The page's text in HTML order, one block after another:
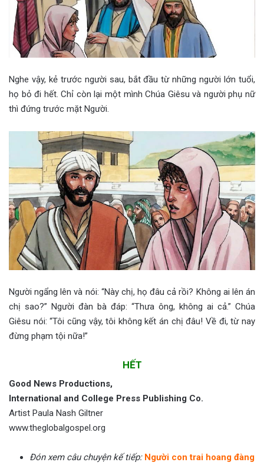
Nghe vậy, kẻ trước người sau, bắt đầu từ những người lớn tuổi,
họ bỏ đi hết. Chỉ còn lại một mình Chúa Giêsu và người phụ nữ
thì đứng trước mặt Người.
Người ngẩng lên và nói: “Này chị, họ đâu cả rồi? Không ai lên án
chị sao?” Người đàn bà đáp: “Thưa ông, không ai cả.” Chúa
Giêsu nói: “Tôi cũng vậy, tôi không kết án chị đâu! Về đi, từ nay
đừng phạm tội nữa!”
HẾT
Good News Productions,
International and College Press Publishing Co.
Artist Paula Nash Giltner
www.theglobalgospel.org
Đón xem câu chuyện kế tiếp: Người con trai hoang đàng